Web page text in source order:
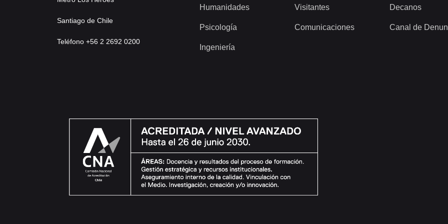
Santiago de Chile
Teléfono +56 2 2692 0200
Humanidades
Psicología
Ingeniería
Visitantes
Comunicaciones
Decanos
Canal de